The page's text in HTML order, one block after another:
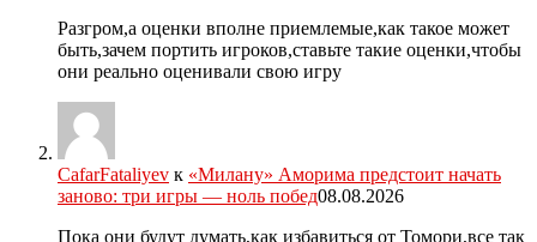
Разгром,а оценки вполне приемлемые,как такое может
быть,зачем портить игроков,ставьте такие оценки,чтобы
они реально оценивали свою игру
CafarFataliyev к «Милану» Аморима предстоит начать
заново: три игры — ноль побед08.08.2026
Пока они будут думать,как избавиться от Томори,все так